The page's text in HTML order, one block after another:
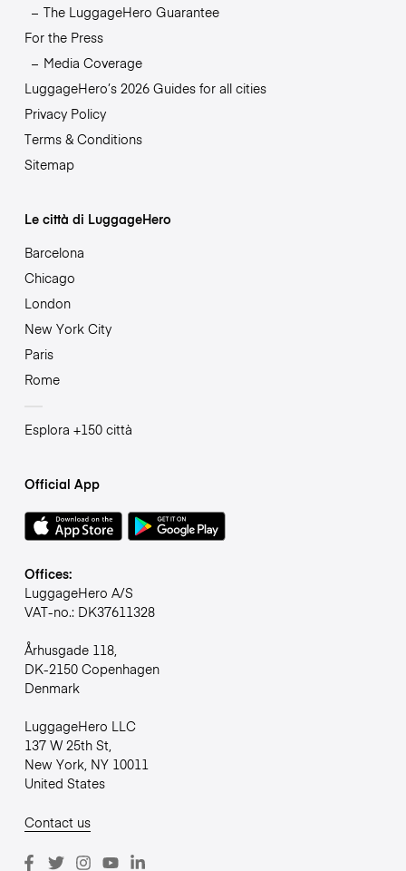
The LuggageHero Guarantee
For the Press
Media Coverage
LuggageHero’s 2026 Guides for all cities
Privacy Policy
Terms & Conditions
Sitemap
Le città di LuggageHero
Barcelona
Chicago
London
New York City
Paris
Rome
Esplora +150 città
Official App
Offices:
LuggageHero A/S
VAT-no.: DK37611328
Århusgade 118,
DK-2150 Copenhagen
Denmark
LuggageHero LLC
137 W 25th St,
New York, NY 10011
United States
Contact us